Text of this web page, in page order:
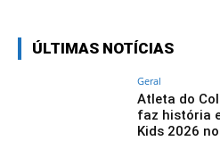
ÚLTIMAS NOTÍCIAS
Geral
Atleta do
faz história
Kids 2026